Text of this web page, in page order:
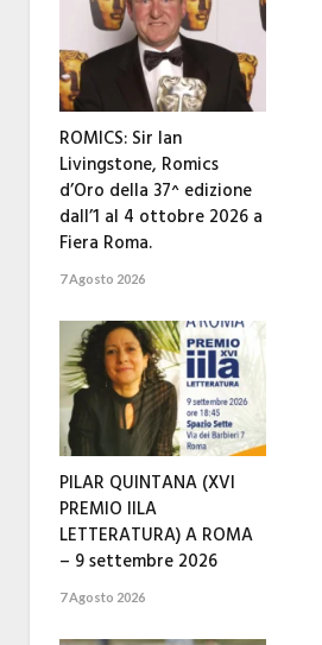
ROMICS: Sir Ian
Livingstone, Romics
d’Oro della 37^ edizione
dall’1 al 4 ottobre 2026 a
Fiera Roma.
7 Agosto 2026
PILAR QUINTANA (XVI
PREMIO IILA
LETTERATURA) A ROMA
– 9 settembre 2026
7 Agosto 2026